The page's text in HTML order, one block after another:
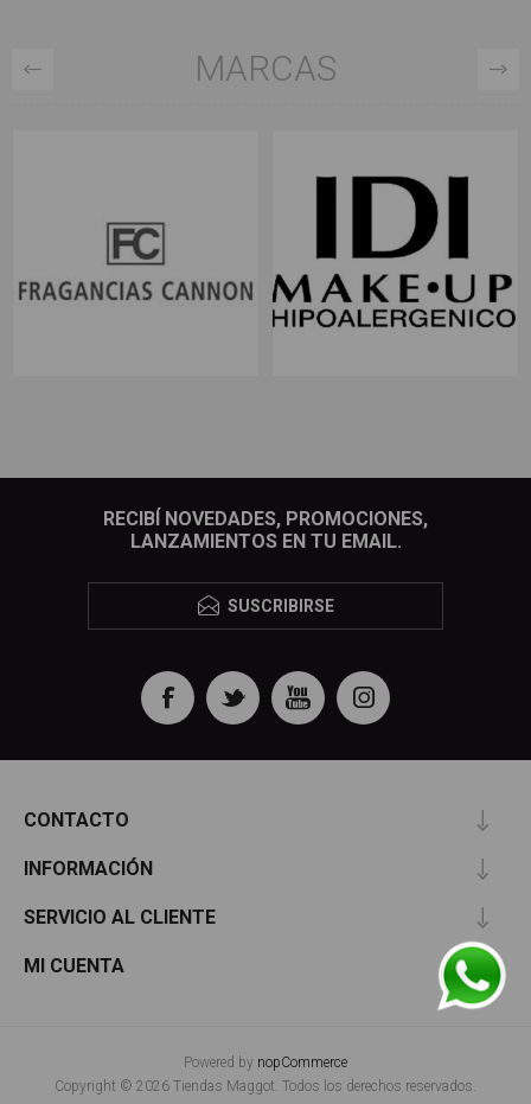
MARCAS
RECIBÍ NOVEDADES, PROMOCIONES,
LANZAMIENTOS EN TU EMAIL.
SUSCRIBIRSE
CONTACTO
INFORMACIÓN
SERVICIO AL CLIENTE
MI CUENTA
Powered by nopCommerce
Copyright © 2026 Tiendas Maggot. Todos los derechos reservados.